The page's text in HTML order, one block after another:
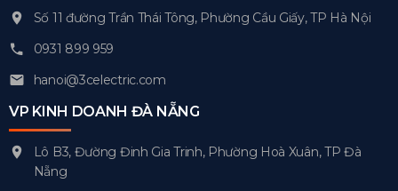
Số 11 đường Trần Thái Tông, Phường Cầu Giấy, TP Hà Nội
0931 899 959
hanoi@3celectric.com
VP KINH DOANH ĐÀ NẴNG
Lô B3, Đường Đinh Gia Trinh, Phường Hoà Xuân, TP Đà
Nẵng